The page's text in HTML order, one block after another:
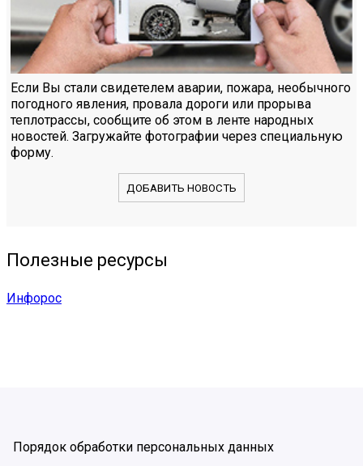
Если Вы стали свидетелем аварии, пожара, необычного
погодного явления, провала дороги или прорыва
теплотрассы, сообщите об этом в ленте народных
новостей. Загружайте фотографии через специальную
форму.
ДОБАВИТЬ НОВОСТЬ
Полезные ресурсы
Инфорос
Порядок обработки персональных данных